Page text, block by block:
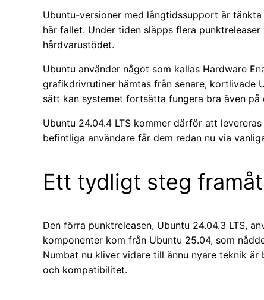
Ubuntu-versioner med långtidssupport är
här fallet. Under tiden släpps flera
hårdvarustödet.
Ubuntu använder något som kallas Hardware
grafikdrivrutiner hämtas från senare, kortlivade
sätt kan systemet fortsätta fungera bra även
Ubuntu 24.04.4 LTS kommer därför att
befintliga användare får dem redan nu via
Ett tydligt steg
Den förra punktreleasen, Ubuntu 24.04.3 LTS,
komponenter kom från Ubuntu 25.04, som
Numbat nu kliver vidare till ännu nyare teknik
och kompatibilitet.